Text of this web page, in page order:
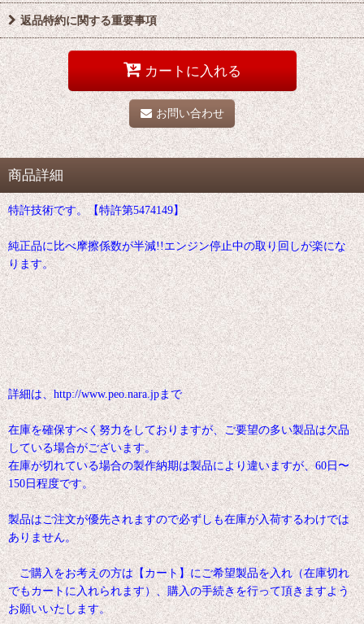
返品特約に関する重要事項
カートに入れる
お問い合わせ
商品詳細
特許技術です。【特許第5474149】
純正品に比べ摩擦係数が半減!!エンジン停止中の取り回しが楽にな
ります。
詳細は、http://www.peo.nara.jpまで
在庫を確保すべく努力をしておりますが、ご要望の多い製品は欠品
している場合がございます。
在庫が切れている場合の製作納期は製品により違いますが、60日〜
150日程度です。
製品はご注文が優先されますので必ずしも在庫が入荷するわけでは
ありません。
ご購入をお考えの方は【カート】にご希望製品を入れ（在庫切れ
でもカートに入れられます）、購入の手続きを行って頂きますよう
お願いいたします。